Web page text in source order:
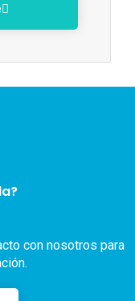
con nosotros para